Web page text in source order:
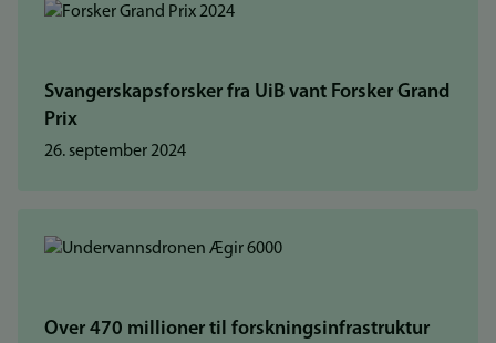
Svangerskapsforsker fra UiB vant Forsker Grand
Prix
26. september 2024
Over 470 millioner til forskningsinfrastruktur